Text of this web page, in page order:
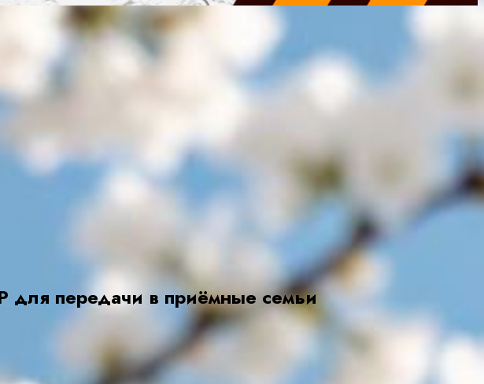
для передачи в приёмные семьи